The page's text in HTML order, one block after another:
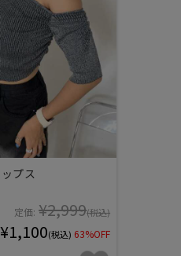
プス
定価: ¥2,999(税込)
¥1,100(税込) 63%OFF